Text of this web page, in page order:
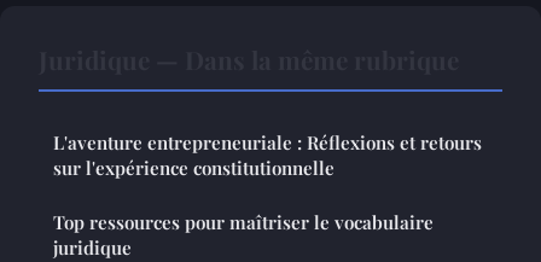
L'aventure entrepreneuriale : Réflexions et retours
sur l'expérience constitutionnelle
Top ressources pour maîtriser le vocabulaire
juridique